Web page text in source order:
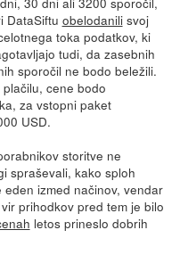
DataSiftu obelodanilisvoj
toka podatkov, ki
tudi, da zasebnih
sporočil ne bodo beležili.
cene bodo
za vstopni paket
USD.
storitve ne
spraševali, kako sploh
izmed načinov, vendar
prihodkov pred tem je bilo
letos prineslo dobrih